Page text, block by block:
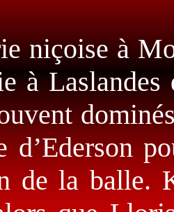
niçoise à
à
d’Ederson
de la balle.